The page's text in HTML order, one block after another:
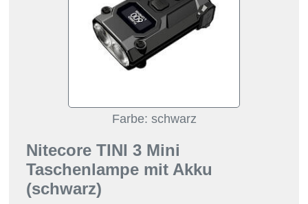
Farbe: schwarz
Nitecore TINI 3 Mini
Taschenlampe mit Akku
(schwarz)